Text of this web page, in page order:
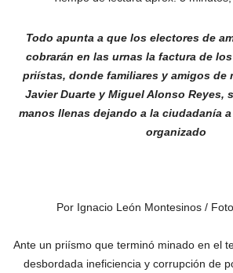
Todo apunta a que los electores de
cobrarán en las urnas la factura de
priístas, donde familiares y amigos de
Javier Duarte y Miguel Alonso Reyes,
manos llenas dejando a la ciudadanía
organizado
Por Ignacio León Montesinos /
Ante un priísmo que terminó minado en el
desbordada ineficiencia y corrupción de